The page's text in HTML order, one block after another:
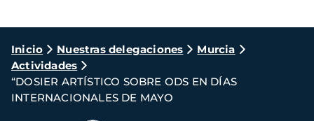
Ruta
de
navegación
Inicio Nuestras delegaciones
Murcia
Actividades
“DOSIER ARTÍSTICO SOBRE ODS EN DÍAS
INTERNACIONALES DE MAYO